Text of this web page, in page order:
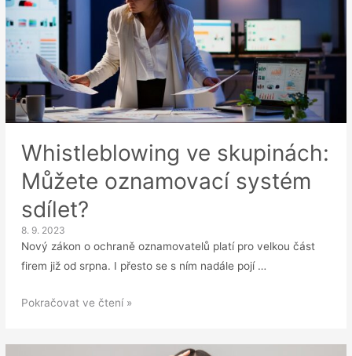
Whistleblowing ve skupinách:
Můžete oznamovací systém
sdílet?
8. 9. 2023
Nový zákon o ochraně oznamovatelů platí pro velkou část
firem již od srpna. I přesto se s ním nadále pojí …
Whistleblowing
Pokračovat ve čtení »